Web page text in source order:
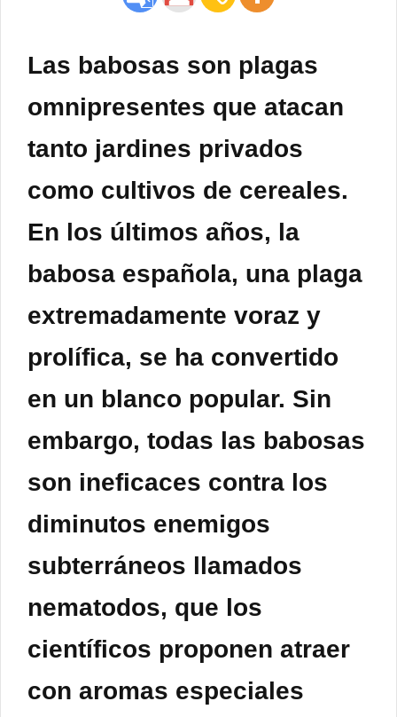
Las babosas son plagas
omnipresentes que atacan
tanto jardines privados
como cultivos de cereales.
En los últimos años, la
babosa española, una plaga
extremadamente voraz y
prolífica, se ha convertido
en un blanco popular. Sin
embargo, todas las babosas
son ineficaces contra los
diminutos enemigos
subterráneos llamados
nematodos, que los
científicos proponen atraer
con aromas especiales